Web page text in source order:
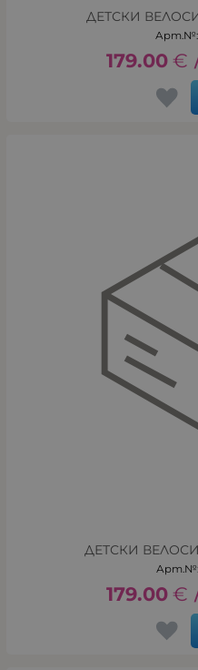
ДЕТСКИ
Арт.№:
179.00 € /
ДЕТСКИ
Арт.№:
179.00 € /